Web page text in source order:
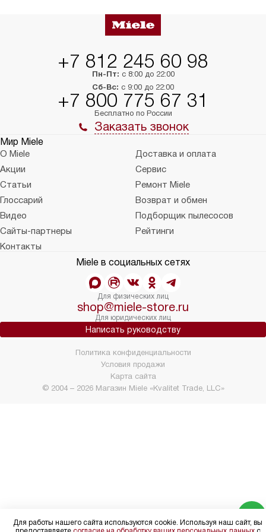
+7 812 245 60 98
Пн-Пт: с 8:00 до 22:00
Сб-Вс: с 9:00 до 22:00
+7 800 775 67 31
Бесплатно по России
Заказать звонок
Мир Miele
О Miele
Доставка и оплата
Акции
Сервис
Статьи
Ремонт Miele
Глоссарий
Возврат и обмен
Видео
Подборщик пылесосов
Сайты-партнеры
Рейтинги
Контакты
Miele в социальных сетях
Для физических лиц
shop@miele-store.ru
Для юридических лиц
Написать руководству
© 2004 – 2026 Магазин Miele «Kvalitet Trade, LLC»
Политика конфиденциальности
Условия продажи
Карта сайта
Для работы нашего сайта используются cookie. Используя наш сайт, вы